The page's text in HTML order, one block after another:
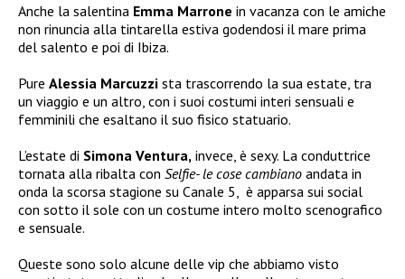
Anche la salentina Emma Marrone in vacanza con le amiche
non rinuncia alla tintarella estiva godendosi il mare prima
del salento e poi di Ibiza.
Pure Alessia Marcuzzi sta trascorrendo la sua estate, tra
un viaggio e un altro, con i suoi costumi interi sensuali e
femminili che esaltano il suo fisico statuario.
L’estate di Simona Ventura, invece, è sexy. La conduttrice
tornata alla ribalta con Selfie- le cose cambiano andata in
onda la scorsa stagione su Canale 5, è apparsa sui social
con sotto il sole con un costume intero molto scenografico
e sensuale.
Queste sono solo alcune delle vip che abbiamo visto